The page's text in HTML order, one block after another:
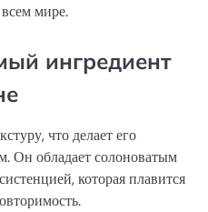
мире.
ингредиент
что делает его
Он обладает солоноватым
которая плавится